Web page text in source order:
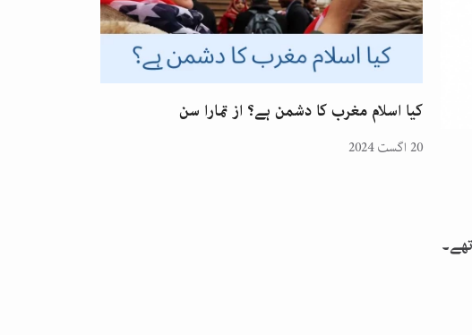
کیا اسلام مغرب کا دشمن ہے؟ از تمارا سن
20 اگست 2024